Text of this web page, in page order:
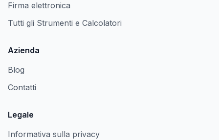
Firma elettronica
Tutti gli Strumenti e Calcolatori
Azienda
Blog
Contatti
Legale
Informativa sulla privacy